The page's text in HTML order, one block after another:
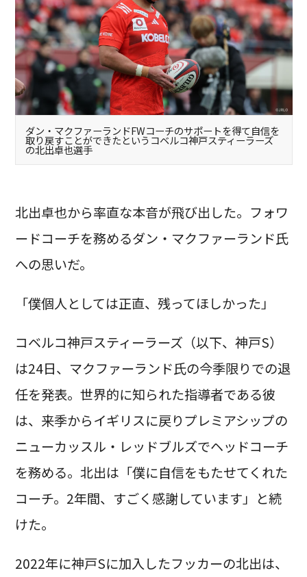
ダン・マクファーランドFWコーチのサポートを得て自信を
取り戻すことができたというコベルコ神戸スティーラーズ
の北出卓也選手
北出卓也から率直な本音が飛び出した。フォワ
ードコーチを務めるダン・マクファーランド氏
への思いだ。
「僕個人としては正直、残ってほしかった」
コベルコ神戸スティーラーズ（以下、神戸S）
は24日、マクファーランド氏の今季限りでの退
任を発表。世界的に知られた指導者である彼
は、来季からイギリスに戻りプレミアシップの
ニューカッスル・レッドブルズでヘッドコーチ
を務める。北出は「僕に自信をもたせてくれた
コーチ。2年間、すごく感謝しています」と続
けた。
2022年に神戸Sに加入したフッカーの北出は、